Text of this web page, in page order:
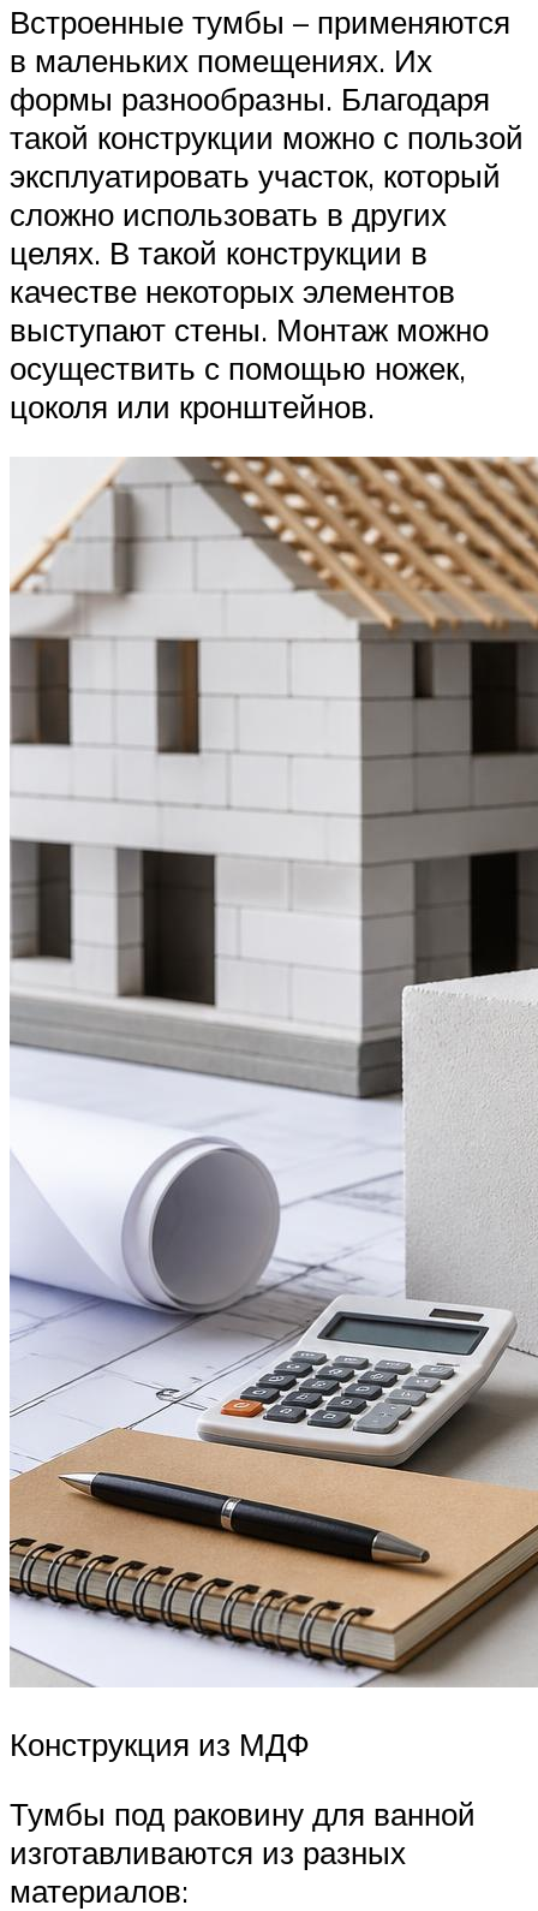
Встроенные тумбы – применяются
в маленьких помещениях. Их
формы разнообразны. Благодаря
такой конструкции можно с пользой
эксплуатировать участок, который
сложно использовать в других
целях. В такой конструкции в
качестве некоторых элементов
выступают стены. Монтаж можно
осуществить с помощью ножек,
цоколя или кронштейнов.
Конструкция из МДФ
Тумбы под раковину для ванной
изготавливаются из разных
материалов: